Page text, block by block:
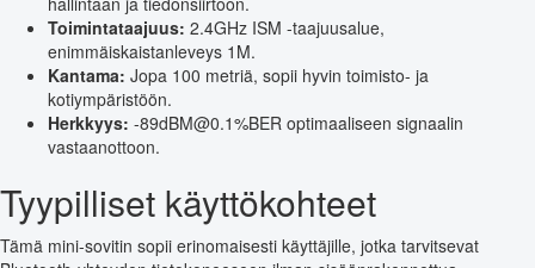
Toimintataajuus: 2.4GHz ISM -taajuusalue,
enimmäiskaistanleveys 1M.
Kantama: Jopa 100 metriä, sopii hyvin toimisto- ja
kotiympäristöön.
Herkkyys: -89dBM@0.1%BER optimaaliseen signaalin
vastaanottoon.
Tyypilliset käyttökohteet
Tämä mini-sovitin sopii erinomaisesti käyttäjille, jotka tarvitsevat